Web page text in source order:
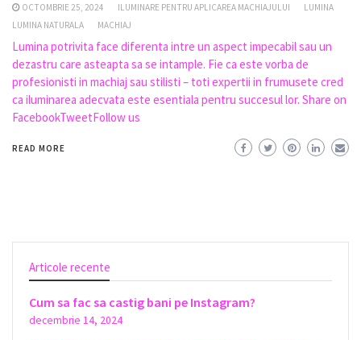
OCTOMBRIE 25, 2024 ILUMINARE PENTRU APLICAREA MACHIAJULUI
LUMINA
LUMINA NATURALA
MACHIAJ
Lumina potrivita face diferenta intre un aspect impecabil sau un
dezastru care asteapta sa se intample. Fie ca este vorba de
profesionisti in machiaj sau stilisti – toti expertii in frumusete cred
ca iluminarea adecvata este esentiala pentru succesul lor. Share on
FacebookTweetFollow us
READ MORE
Articole recente
Cum sa fac sa castig bani pe Instagram?
decembrie 14, 2024